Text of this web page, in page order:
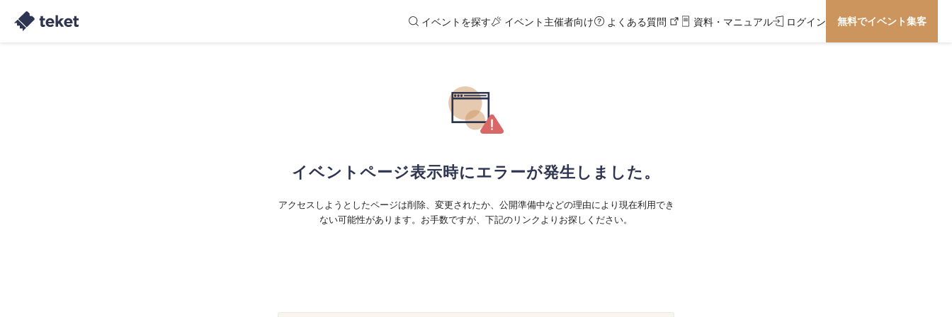
イベントを探す イベント主催者向け よくある質問 資料・マニュアル ログイン 無料でイベント集客
イベントページ表示時にエラーが発生しました。
アクセスしようとしたページは削除、変更されたか、公開準備中などの理由により現在利用でき
ない可能性があります。お手数ですが、下記のリンクよりお探しください。